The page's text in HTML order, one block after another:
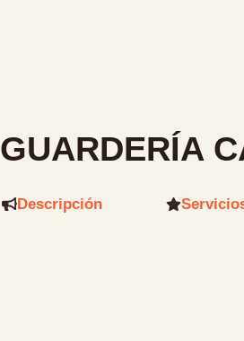
GUARDERÍA
Descripción